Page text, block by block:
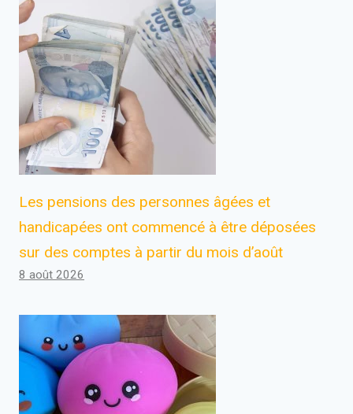
Les pensions des personnes âgées et
handicapées ont commencé à être déposées
sur des comptes à partir du mois d’août
8 août 2026